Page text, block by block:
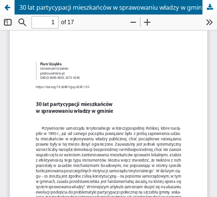
30 lat partycypacji mieszkańców w sprawowaniu władzy w gminie